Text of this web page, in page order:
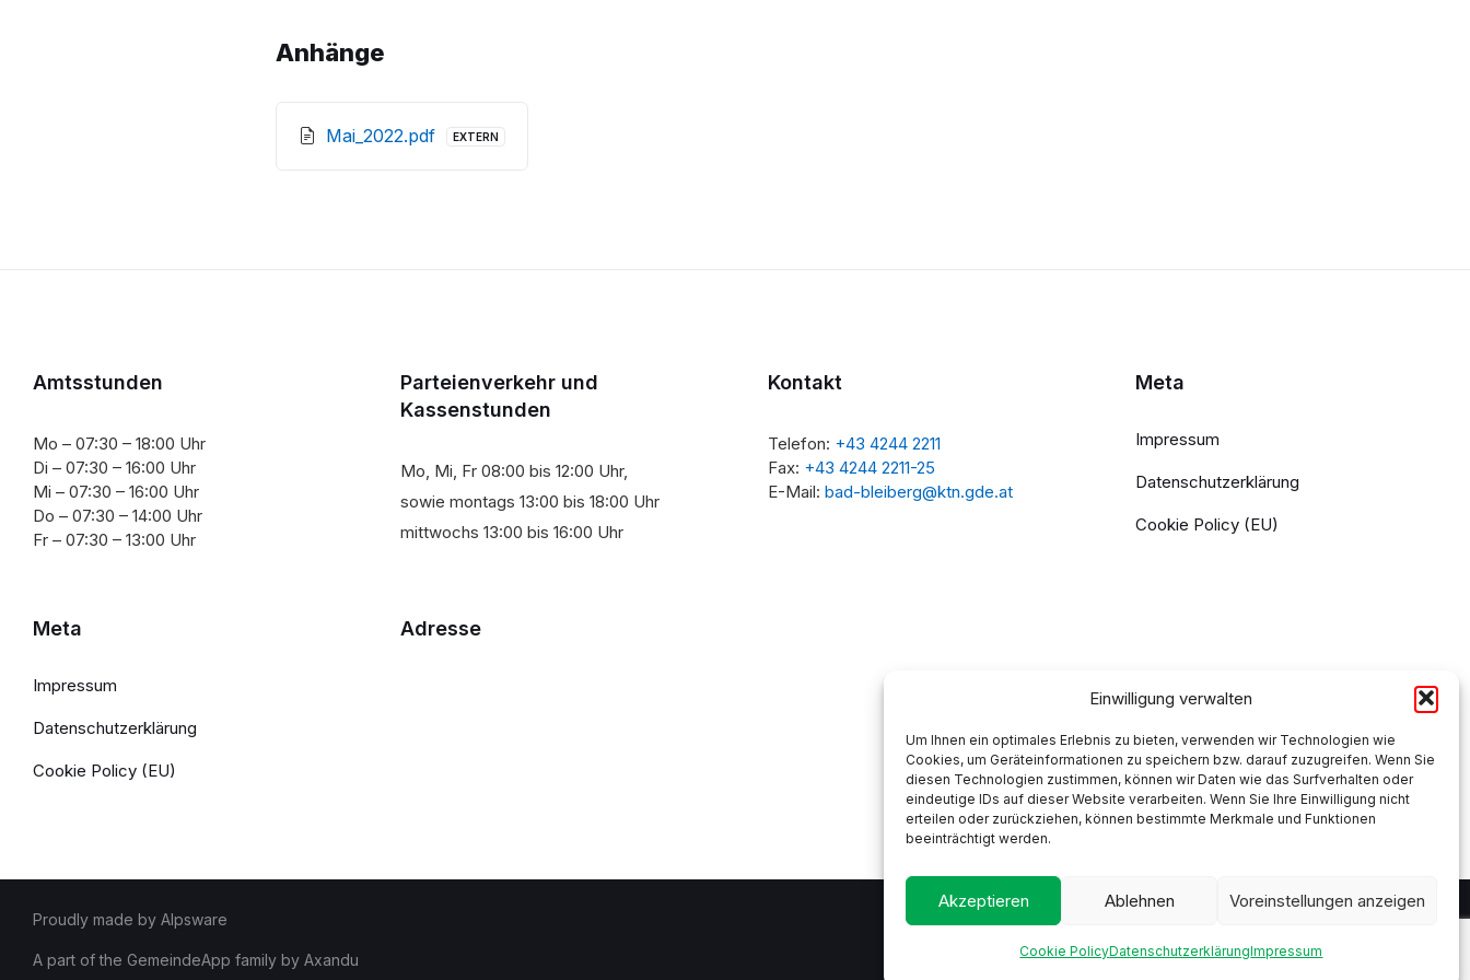
Einwilligung verwalten
Um Ihnen ein optimales Erlebnis zu bieten, verwenden wir Technologien wie
Cookies, um Geräteinformationen zu speichern bzw. darauf zuzugreifen. Wenn Sie
diesen Technologien zustimmen, können wir Daten wie das Surfverhalten oder
eindeutige IDs auf dieser Website verarbeiten. Wenn Sie Ihre Einwilligung nicht
erteilen oder zurückziehen, können bestimmte Merkmale und Funktionen
beeinträchtigt werden.
Akzeptieren Ablehnen Voreinstellungen anzeigen
Cookie PolicyDatenschutzerklärungImpressum
Anhänge
Mai_2022.pdf
File
EXTERN
Amtsstunden
Mo – 07:30 – 18:00 Uhr
Di – 07:30 – 16:00 Uhr
Mi – 07:30 – 16:00 Uhr
Do – 07:30 – 14:00 Uhr
Fr – 07:30 – 13:00 Uhr
Parteienverkehr und
Kassenstunden
Mo, Mi, Fr 08:00 bis 12:00 Uhr,
sowie montags 13:00 bis 18:00 Uhr
mittwochs 13:00 bis 16:00 Uhr
Kontakt
Telefon: +43 4244 2211
Fax: +43 4244 2211-25
E-Mail: bad-bleiberg@ktn.gde.at
Meta
Impressum
Datenschutzerklärung
Cookie Policy (EU)
Meta
Impressum
Datenschutzerklärung
Cookie Policy (EU)
Adresse
Proudly made by Alpsware
A part of the GemeindeApp family by Axandu